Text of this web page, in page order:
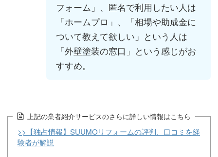
フォーム」、匿名で利用したい人は
「ホームプロ」、「相場や助成金に
ついて教えて欲しい」という人は
「外壁塗装の窓口」という感じがお
すすめ。
上記の業者紹介サービスのさらに詳しい情報はこちら
>>【独占情報】SUUMOリフォームの評判、口コミを経
験者が解説